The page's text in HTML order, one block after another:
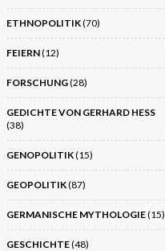
ETHNOPOLITIK(70)
FEIERN(12)
FORSCHUNG(28)
GEDICHTE VON GERHARD HESS
(38)
GENOPOLITIK(15)
GEOPOLITIK(87)
GERMANISCHE MYTHOLOGIE(15)
GESCHICHTE(48)